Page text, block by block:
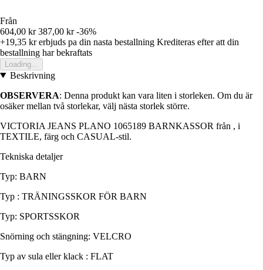
Från
604,00 kr 387,00 kr -36%
+19,35 krerbjuds pa din nasta bestallning Krediteras efter att din
bestallning har bekraftats
Loading...
Beskrivning
OBSERVERA: Denna produkt kan vara liten i storleken. Om du är
osäker mellan två storlekar, välj nästa storlek större.
VICTORIA JEANS PLANO 1065189 BARNKASSOR från , i
TEXTILE, färg och CASUAL-stil.
Tekniska detaljer
Typ: BARN
Typ : TRÄNINGSSKOR FÖR BARN
Typ: SPORTSSKOR
Snörning och stängning: VELCRO
Typ av sula eller klack : FLAT